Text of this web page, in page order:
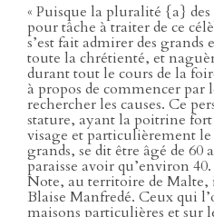
« Puisque la pluralité {a}
pour tâche à traiter de ce
s’est fait admirer des grands
toute la chrétienté, et
durant tout le cours de la
à propos de commencer par
rechercher les causes. Ce
stature, ayant la poitrine
visage et particulièrement
grands, se dit être âgé de 60
paraisse avoir qu’environ
Note, au territoire de
Blaise Manfredé. Ceux qui
maisons particulières et sur